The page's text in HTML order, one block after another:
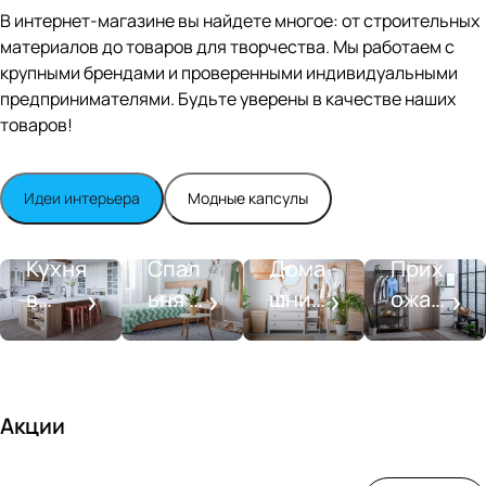
n
Whit
e
satin
В интернет-магазине вы найдете многое: от строительных
материалов до товаров для творчества. Мы работаем с
крупными брендами и проверенными индивидуальными
предпринимателями. Будьте уверены в качестве наших
товаров!
Идеи интерьера Модные капсулы
Кухня
в
стиле
Спал
ьня в
совре
Дома
шний
SPA-
Прих
ожая
со
Акции